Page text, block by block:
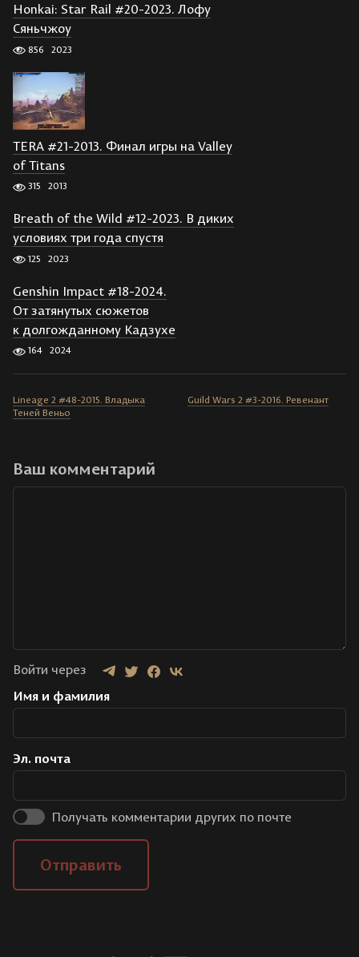
Honkai: Star Rail #20-2023. Лофу
Сяньчжоу
856 2023
TERA #21-2013. Финал игры на Valley
of Titans
315 2013
Breath of the Wild #12-2023. В диких
условиях три года спустя
125 2023
Genshin Impact #18-2024.
От затянутых сюжетов
к долгожданному Кадзухе
164 2024
Lineage 2 #48-2015. Владыка
Теней Веньо
Guild Wars 2 #3-2016. Ревенант
Ваш комментарий
Войти через
Имя и фамилия
Эл. почта
Получать комментарии других по почте
Отправить